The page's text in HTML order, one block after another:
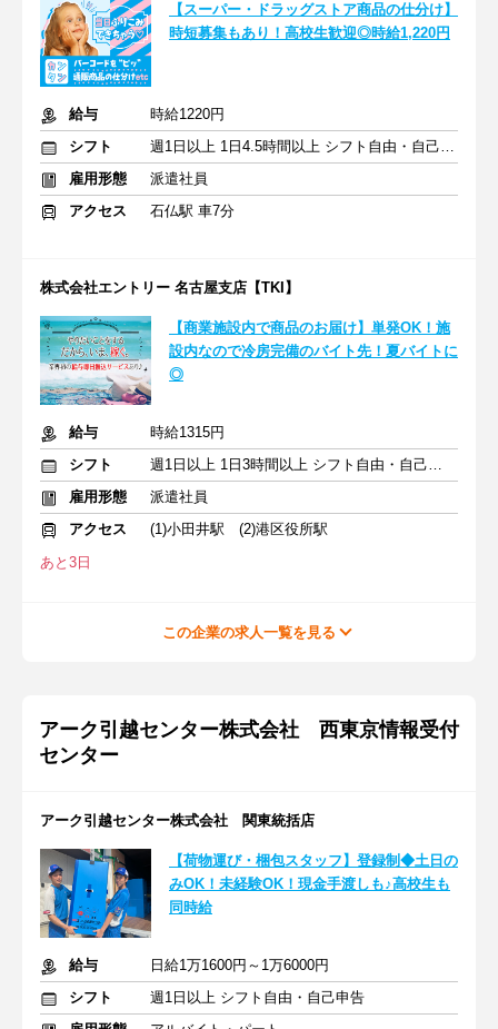
【スーパー・ドラッグストア商品の仕分け】
時短募集もあり！高校生歓迎◎時給1,220円
給与
時給1220円
シフト
週1日以上 1日4.5時間以上 シフト自由・自己申告
雇用形態
派遣社員
アクセス
石仏駅 車7分
株式会社エントリー 名古屋支店【TKI】
【商業施設内で商品のお届け】単発OK！施
設内なので冷房完備のバイト先！夏バイトに
◎
給与
時給1315円
シフト
週1日以上 1日3時間以上 シフト自由・自己申告
雇用形態
派遣社員
アクセス
(1)小田井駅 (2)港区役所駅
あと3日
この企業の求人一覧を見る
アーク引越センター株式会社 西東京情報受付
センター
アーク引越センター株式会社 関東統括店
【荷物運び・梱包スタッフ】登録制◆土日の
みOK！未経験OK！現金手渡しも♪高校生も
同時給
給与
日給1万1600円～1万6000円
シフト
週1日以上 シフト自由・自己申告